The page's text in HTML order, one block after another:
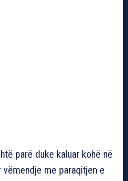
parë duke kaluar kohë në
vëmendje me paraqitjen e